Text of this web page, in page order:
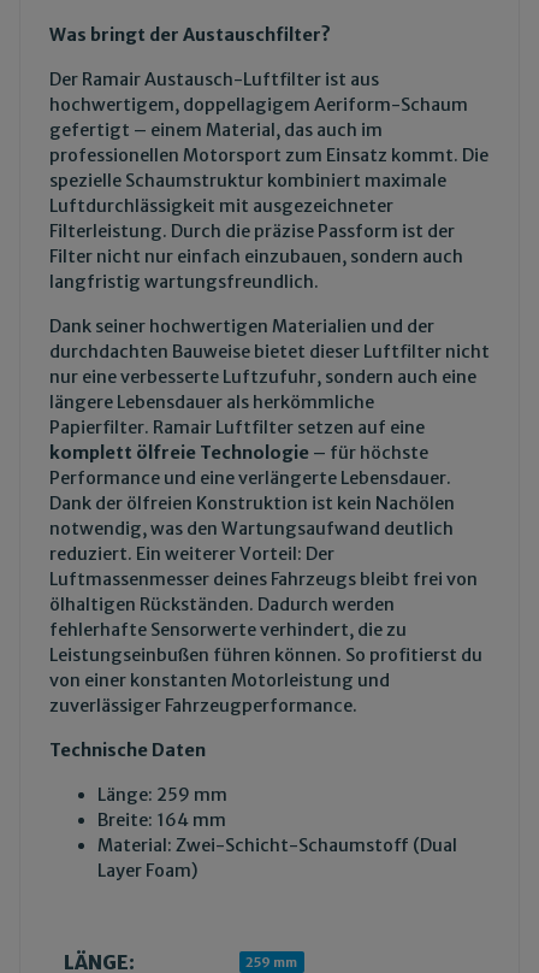
Was bringt der Austauschfilter?
Der Ramair Austausch-Luftfilter ist aus
hochwertigem, doppellagigem Aeriform-Schaum
gefertigt – einem Material, das auch im
professionellen Motorsport zum Einsatz kommt. Die
spezielle Schaumstruktur kombiniert maximale
Luftdurchlässigkeit mit ausgezeichneter
Filterleistung. Durch die präzise Passform ist der
Filter nicht nur einfach einzubauen, sondern auch
langfristig wartungsfreundlich.
Dank seiner hochwertigen Materialien und der
durchdachten Bauweise bietet dieser Luftfilter nicht
nur eine verbesserte Luftzufuhr, sondern auch eine
längere Lebensdauer als herkömmliche
Papierfilter. Ramair Luftfilter setzen auf eine
komplett ölfreie Technologie – für höchste
Performance und eine verlängerte Lebensdauer.
Dank der ölfreien Konstruktion ist kein Nachölen
notwendig, was den Wartungsaufwand deutlich
reduziert. Ein weiterer Vorteil: Der
Luftmassenmesser deines Fahrzeugs bleibt frei von
ölhaltigen Rückständen. Dadurch werden
fehlerhafte Sensorwerte verhindert, die zu
Leistungseinbußen führen können. So profitierst du
von einer konstanten Motorleistung und
zuverlässiger Fahrzeugperformance.
Technische Daten
Länge: 259 mm
Breite: 164 mm
Material: Zwei-Schicht-Schaumstoff (Dual
Layer Foam)
Produkteigenschaft
Wert
LÄNGE: 259 mm